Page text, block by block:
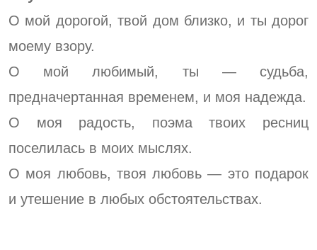
О мой дорогой, твой дом близко, и ты дорог
моему взору.
О мой любимый, ты — судьба,
предначертанная временем, и моя надежда.
О моя радость, поэма твоих ресниц
поселилась в моих мыслях.
О моя любовь, твоя любовь — это подарок
и утешение в любых обстоятельствах.